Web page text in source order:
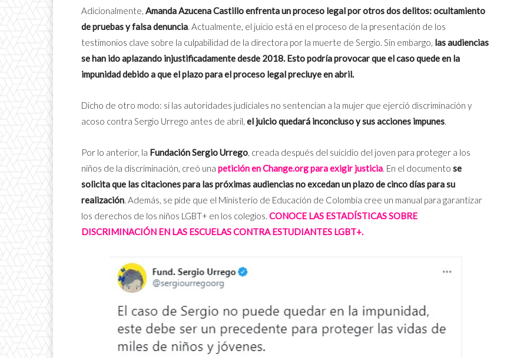
Adicionalmente, Amanda Azucena Castillo enfrenta un proceso legal por otros dos delitos: ocultamiento
de pruebas y falsa denuncia. Actualmente, el juicio está en el proceso de la presentación de los
testimonios clave sobre la culpabilidad de la directora por la muerte de Sergio. Sin embargo, las audiencias
se han ido aplazando injustificadamente desde 2018. Esto podría provocar que el caso quede en la
impunidad debido a que el plazo para el proceso legal precluye en abril.
Dicho de otro modo: si las autoridades judiciales no sentencian a la mujer que ejerció discriminación y
acoso contra Sergio Urrego antes de abril, el juicio quedará inconcluso y sus acciones impunes.
Por lo anterior, la Fundación Sergio Urrego, creada después del suicidio del joven para proteger a los
niños de la discriminación, creó una petición en Change.org para exigir justicia. En el documento se
solicita que las citaciones para las próximas audiencias no excedan un plazo de cinco días para su
realización. Además, se pide que el Ministerio de Educación de Colombia cree un manual para garantizar
los derechos de los niños LGBT+ en los colegios. CONOCE LAS ESTADÍSTICAS SOBRE
DISCRIMINACIÓN EN LAS ESCUELAS CONTRA ESTUDIANTES LGBT+.